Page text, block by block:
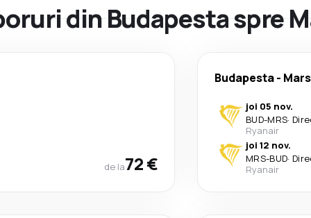
din Budapesta spre
de la72 €
Budapesta-
joi 05 nov.
BUD-MRS·
Ryanair
joi 12 nov.
MRS-BUD·
Ryanair